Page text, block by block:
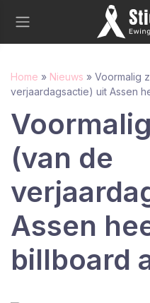
Home » Nieuws » Voormalig
verjaardagsactie) uit Assen
(van de
Assen
billboard